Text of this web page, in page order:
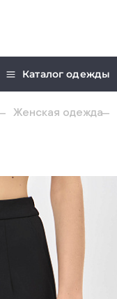
Каталог одежды
Женская одежда